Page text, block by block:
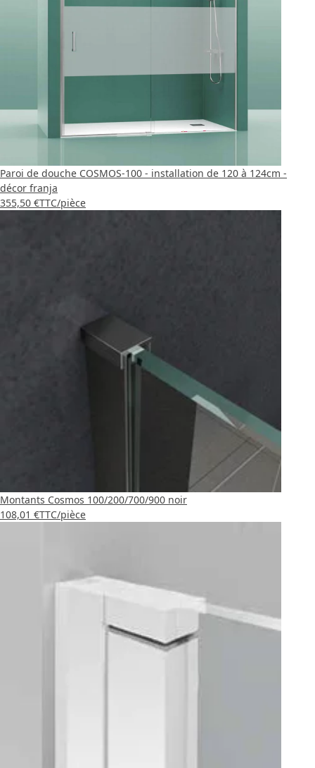
Paroi de douche COSMOS-100 - installation de 120 à 124cm -
décor franja
355,50 €TTC/pièce
Montants Cosmos 100/200/700/900 noir
108,01 €TTC/pièce